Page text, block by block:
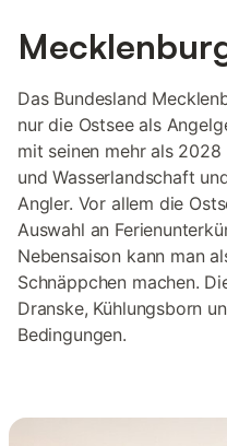
Das Bundesland
nur die Ostsee als
mit seinen mehr als
und Wasserlandschaft
Angler. Vor allem die
Auswahl an
Nebensaison kann man
Schnäppchen machen.
Dranske, Kühlungsborn
Bedingungen.